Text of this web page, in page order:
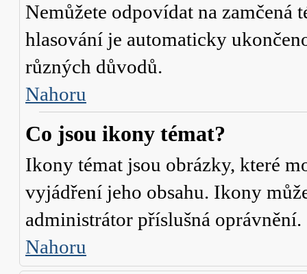
Nemůžete odpovídat na zamčená
hlasování je automaticky
různých důvodů.
Nahoru
Co jsou ikony témat?
Ikony témat jsou obrázky, které
vyjádření jeho obsahu. Ikony
administrátor příslušná oprávnění.
Nahoru